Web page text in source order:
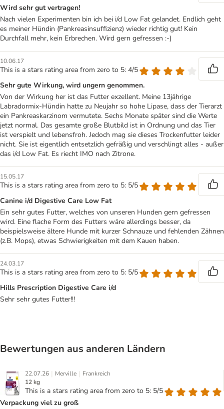
Wird sehr gut vertragen!
Nach vielen Experimenten bin ich bei i/d Low Fat gelandet. Endlich geht
es meiner Hündin (Pankreasinsuffizienz) wieder richtig gut! Kein
Durchfall mehr, kein Erbrechen. Wird gern gefressen :-)
10.06.17
This is a stars rating area from zero to 5: 4/5
Sehr gute Wirkung, wird ungern genommen.
Von der Wirkung her ist das Futter exzellent. Meine 13jährige
Labradormix-Hündin hatte zu Neujahr so hohe Lipase, dass der Tierarzt
ein Pankreaskarzinom vermutete. Sechs Monate später sind die Werte
jetzt normal. Das gesamte große Blutbild ist in Ordnung und das Tier
ist verspielt und lebensfroh. Jedoch mag sie dieses Trockenfutter leider
nicht. Sie ist eigentlich entsetzlich gefräßig und verschlingt alles - außer
das i/d Low Fat. Es riecht IMO nach Zitrone.
15.05.17
This is a stars rating area from zero to 5: 5/5
Canine i/d Digestive Care Low Fat
Ein sehr gutes Futter, welches von unseren Hunden gern gefressen
wird. Eine flache Form des Futters wäre allerdings besser, da
beispielsweise ältere Hunde mit kurzer Schnauze und fehlenden Zähnen
(z.B. Mops), etwas Schwierigkeiten mit dem Kauen haben.
24.03.17
This is a stars rating area from zero to 5: 5/5
Hills Prescription Digestive Care i/d
Sehr sehr gutes Futter!!!
Bewertungen aus anderen Ländern
22.07.26 | Merville | Frankreich
12 kg
This is a stars rating area from zero to 5: 5/5
Verpackung viel zu groß